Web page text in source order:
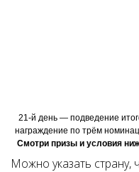
21-й день — подведение
награждение по трём
Смотри призы и условия
Можно указать страну,